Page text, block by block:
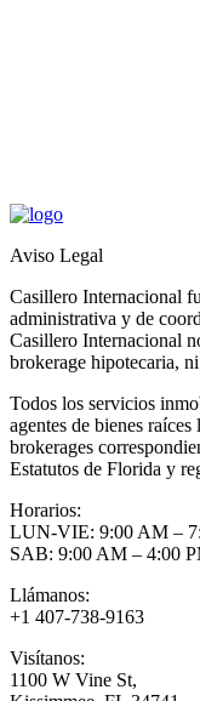
Aviso Legal
Casillero Internacional
administrativa y de
Casillero Internacional
brokerage hipotecaria,
Todos los servicios
agentes de bienes
brokerages
Estatutos de Florida y
Horarios:
LUN-VIE: 9:00 AM –
SAB: 9:00 AM – 4:00
Llámanos:
+1 407-738-9163
Visítanos:
1100 W Vine St,